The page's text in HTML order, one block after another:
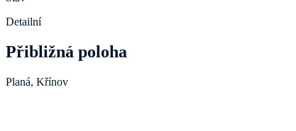
Detailní
Přibližná poloha
Planá, Křínov